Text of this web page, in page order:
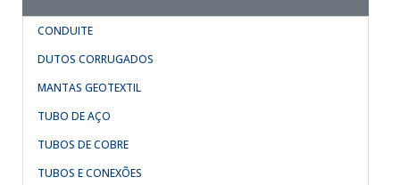
CONDUITE
DUTOS CORRUGADOS
MANTAS GEOTEXTIL
TUBO DE AÇO
TUBOS DE COBRE
TUBOS E CONEXÕES